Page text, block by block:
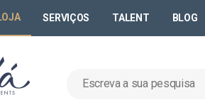
SERVIÇOS TALENT BLOG